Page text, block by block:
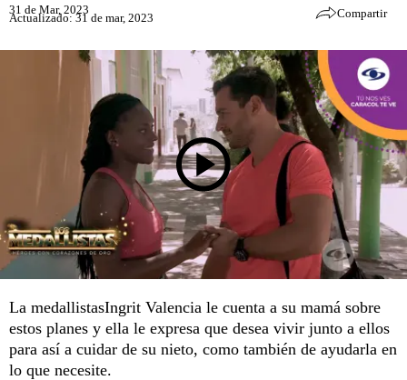
31 de Mar, 2023
Actualizado: 31 de mar, 2023 Compartir
La medallistasIngrit Valencia le cuenta a su mamá sobre
estos planes y ella le expresa que desea vivir junto a ellos
para así a cuidar de su nieto, como también de ayudarla en
lo que necesite.